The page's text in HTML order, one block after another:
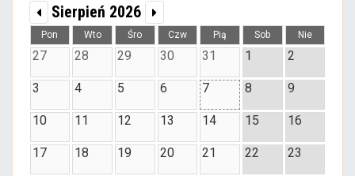
Sierpień 2026
Pon Wto Śro Czw Pią Sob Nie
27 28 29 30 31 1 2
3 4 5 6 7 8 9
10 11 12 13 14 15 16
17 18 19 20 21 22 23